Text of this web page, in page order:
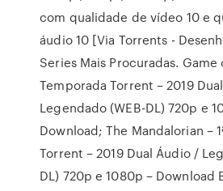
com qualidade de vídeo 10 e
áudio 10 [Via Torrents -
Series Mais Procuradas. Game
Temporada Torrent – 2019
Legendado (WEB-DL) 720p e
Download; The Mandalorian –
Torrent – 2019 Dual Áudio /
DL) 720p e 1080p – Download